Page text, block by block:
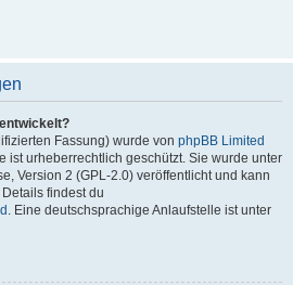
Fassung) wurde von phpBB Limited
ist urheberrechtlich geschützt. Sie wurde unter
Version 2 (GPL-2.0) veröffentlicht und kann
findest du
. Eine deutschsprachige Anlaufstelle ist unter